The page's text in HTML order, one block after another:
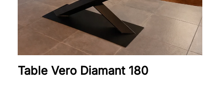
Table Vero Diamant 180